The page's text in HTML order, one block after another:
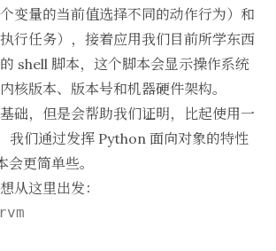
变量的当前值选择不同的动作行为）和
行任务），接着应用我们目前所学东西
shell 脚本，这个脚本会显示操作系统
核版本、版本号和机器硬件架构。
础，但是会帮助我们证明，比起使用一
我们通过发挥 Python 面向对象的特性
更简单些。
从这里出发：